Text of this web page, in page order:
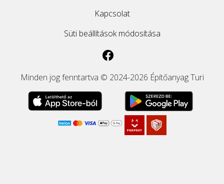
Kapcsolat
Süti beállítások módosítása
Minden jog fenntartva © 2024-2026 Építőanyag Turi